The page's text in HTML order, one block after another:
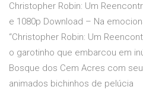
Christopher Robin: Um
e 1080p Download – Na
“Christopher Robin: Um
o garotinho que embarcou em
Bosque dos Cem Acres com
animados bichinhos de pelúcia